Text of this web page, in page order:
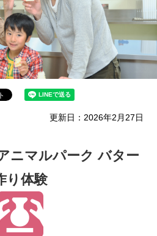
更新日：2026年2月27日
ニマルパーク バター
り体験